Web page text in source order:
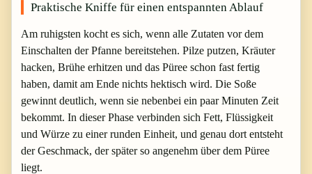
Praktische Kniffe für einen entspannten Ablauf
Am ruhigsten kocht es sich, wenn alle Zutaten vor dem
Einschalten der Pfanne bereitstehen. Pilze putzen, Kräuter
hacken, Brühe erhitzen und das Püree schon fast fertig
haben, damit am Ende nichts hektisch wird. Die Soße
gewinnt deutlich, wenn sie nebenbei ein paar Minuten Zeit
bekommt. In dieser Phase verbinden sich Fett, Flüssigkeit
und Würze zu einer runden Einheit, und genau dort entsteht
der Geschmack, der später so angenehm über dem Püree
liegt.